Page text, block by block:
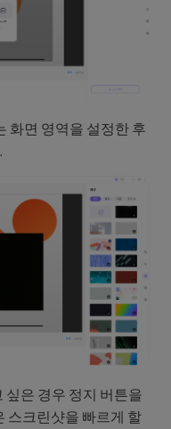
화면 영역을 설정한 후
은 경우 정지 버튼을
스크린샷을 빠르게 할